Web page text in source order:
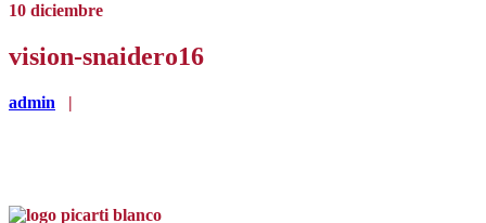
10 diciembre
vision-snaidero16
admin |